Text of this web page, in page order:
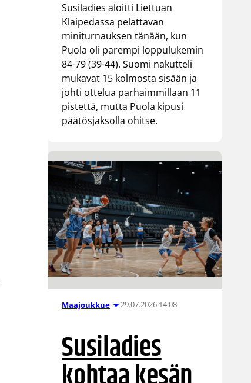
Susiladies aloitti Liettuan
Klaipedassa pelattavan
miniturnauksen tänään, kun
Puola oli parempi loppulukemin
84-79 (39-44). Suomi nakutteli
mukavat 15 kolmosta sisään ja
johti ottelua parhaimmillaan 11
pistettä, mutta Puola kipusi
päätösjaksolla ohitse.
Maajoukkue 29.07.2026 14:08
Susiladies